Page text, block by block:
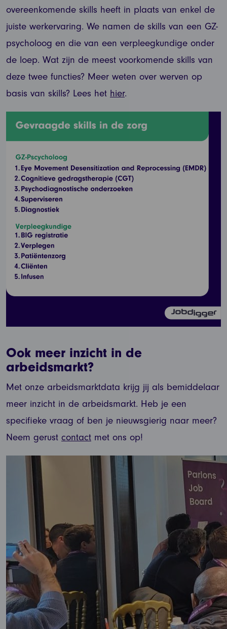
overeenkomende skills heeft in plaats van enkel de
juiste werkervaring. We namen de skills van een GZ-
psycholoog en die van een verpleegkundige onder
de loep. Wat zijn de meest voorkomende skills van
deze twee functies? Meer weten over werven op
basis van skills? Lees het hier.
Ook meer inzicht in de
arbeidsmarkt?
Met onze arbeidsmarktdata krijg jij als bemiddelaar
meer inzicht in de arbeidsmarkt. Heb je een
specifieke vraag of ben je nieuwsgierig naar meer?
Neem gerust contact met ons op!